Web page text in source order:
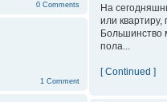
0 Comments
1 Comment
На
или
Большинство
пола...
[ Continued ]